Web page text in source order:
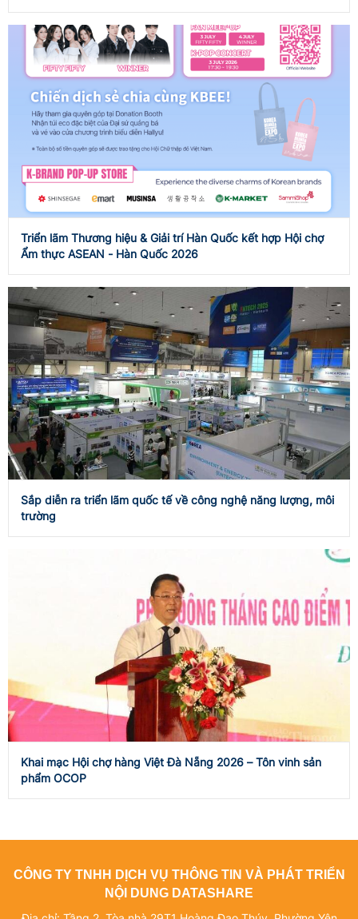
Triển lãm Thương hiệu & Giải trí Hàn Quốc kết hợp Hội chợ
Ẩm thực ASEAN - Hàn Quốc 2026
Sắp diễn ra triển lãm quốc tế về công nghệ năng lượng, môi
trường
Khai mạc Hội chợ hàng Việt Đà Nẵng 2026 – Tôn vinh sản
phẩm OCOP
CÔNG TY TNHH DỊCH VỤ THÔNG TIN VÀ PHÁT TRIỂN
NỘI DUNG DATASHARE